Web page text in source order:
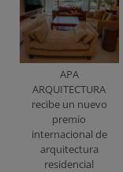
APA
ARQUITECTURA
recibe un nuevo
premio
internacional de
arquitectura
residencial